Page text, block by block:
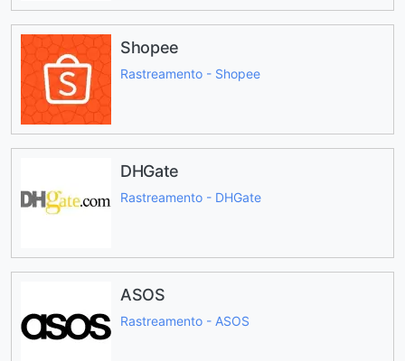
Shopee
Rastreamento - Shopee
DHGate
Rastreamento - DHGate
ASOS
Rastreamento - ASOS